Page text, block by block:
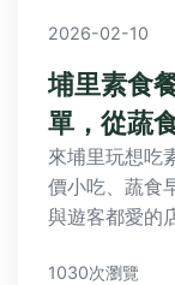
2026-02-10
埔里素食
單，從蔬
來埔里玩想吃
價小吃、蔬食
與遊客都愛的
1030次瀏覽